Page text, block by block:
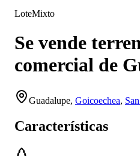
LoteMixto
Se vende
comercial de
Guadalupe, Goicoechea,
Características